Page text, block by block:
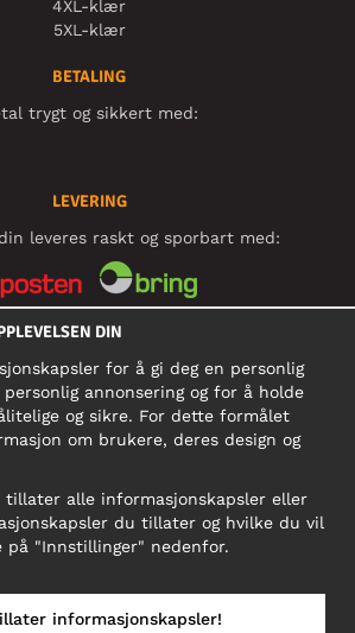
4XL-klær
5XL-klær
BETALING
trygt og sikkert med:
LEVERING
leveres raskt og sporbart med:
SOSIALE MEDIER
BEDRIFT
911 891 581 MVA
adressen til å sende produkter i retur!
DIN
for å gi deg en personlig
personlig annonsering og for å holde
og sikre. For dette formålet
om brukere, deres design og
tillater alle informasjonskapsler eller
du tillater og hvilke du vil
på "Innstillinger" nedenfor.
informasjonskapsler!